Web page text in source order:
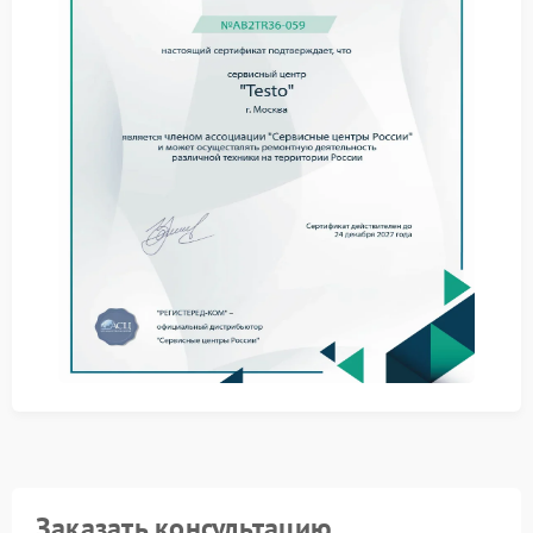
Подобные симптомы указывают на необходимость
профессионального вмешательства и последующего
ремонта Testo с обязательной диагностикой
электронных модулей и сенсора.
Практические советы
До обращения в сервис Testo рекомендуется
выполнить несколько базовых действий:
убедиться в корректных настройках коэффициента
программного обеспечения;
исключить влияние внешних источников тепла и
Если перечисленные меры не дали результата,